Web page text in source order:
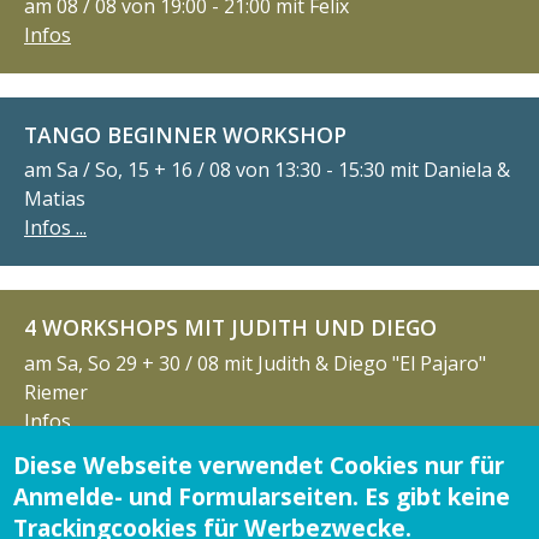
am 08 / 08 von 19:00 - 21:00 mit Felix
Infos
TANGO BEGINNER WORKSHOP
am Sa / So, 15 + 16 / 08 von 13:30 - 15:30 mit Daniela &
Matias
Infos ...
4 WORKSHOPS MIT JUDITH UND DIEGO
am Sa, So 29 + 30 / 08 mit Judith & Diego "El Pajaro"
Riemer
Infos
MALA JUNTA MILONGA
Diese Webseite verwendet Cookies nur für
Anmelde- und Formularseiten. Es gibt keine
Trackingcookies für Werbezwecke.